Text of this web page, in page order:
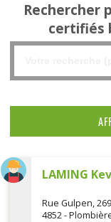
Rechercher
certifiés
LAMING
Rue Gulpen, 269
4852 -